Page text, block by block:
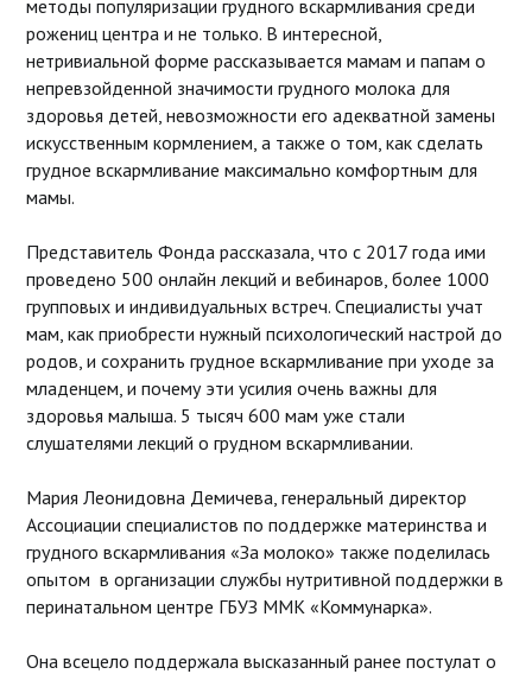
методы популяризации грудного вскармливания среди
рожениц центра и не только. В интересной,
нетривиальной форме рассказывается мамам и папам о
непревзойденной значимости грудного молока для
здоровья детей, невозможности его адекватной замены
искусственным кормлением, а также о том, как сделать
грудное вскармливание максимально комфортным для
мамы.
Представитель Фонда рассказала, что с 2017 года ими
проведено 500 онлайн лекций и вебинаров, более 1000
групповых и индивидуальных встреч. Специалисты учат
мам, как приобрести нужный психологический настрой до
родов, и сохранить грудное вскармливание при уходе за
младенцем, и почему эти усилия очень важны для
здоровья малыша. 5 тысяч 600 мам уже стали
слушателями лекций о грудном вскармливании.
Мария Леонидовна Демичева, генеральный директор
Ассоциации специалистов по поддержке материнства и
грудного вскармливания «За молоко» также поделилась
опытом в организации службы нутритивной поддержки в
перинатальном центре ГБУЗ ММК «Коммунарка».
Она всецело поддержала высказанный ранее постулат о